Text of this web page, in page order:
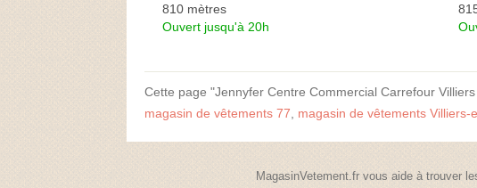
810 mètres
Ouvert jusqu'à 20h
Cette page "Jennyfer Centre Commercial Carrefour
magasin de vêtements 77
magasin de vêtements Villiers-
MagasinVetement.fr vous aide à trouver